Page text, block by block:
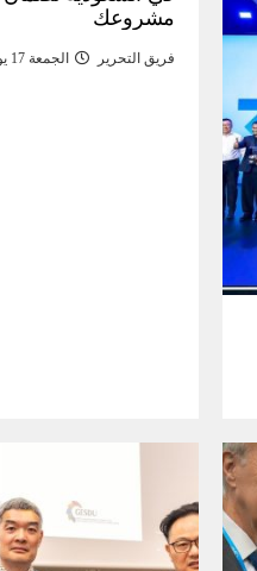
مشروعك
فريق التحرير الجمعة 17 يوليو 4:58 م